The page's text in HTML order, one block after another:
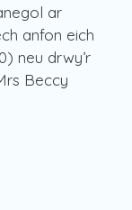
ar
anfon eich
neu drwy’r
Beccy